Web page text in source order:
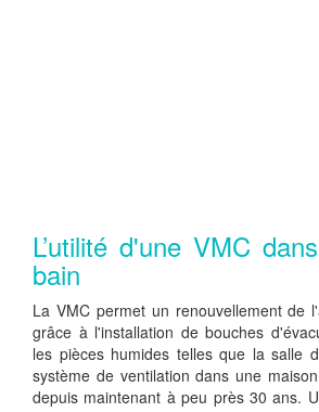
L’utilité d'une VMC
bain
La VMC permet un renouvellement de
grâce à l'installation de bouches
les pièces humides telles que la salle
système de ventilation dans une
depuis maintenant à peu près 30 ans.